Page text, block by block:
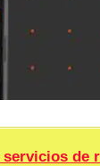
servicios